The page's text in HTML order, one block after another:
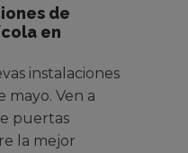
de
en
instalaciones
mayo. Ven a
puertas
la mejor